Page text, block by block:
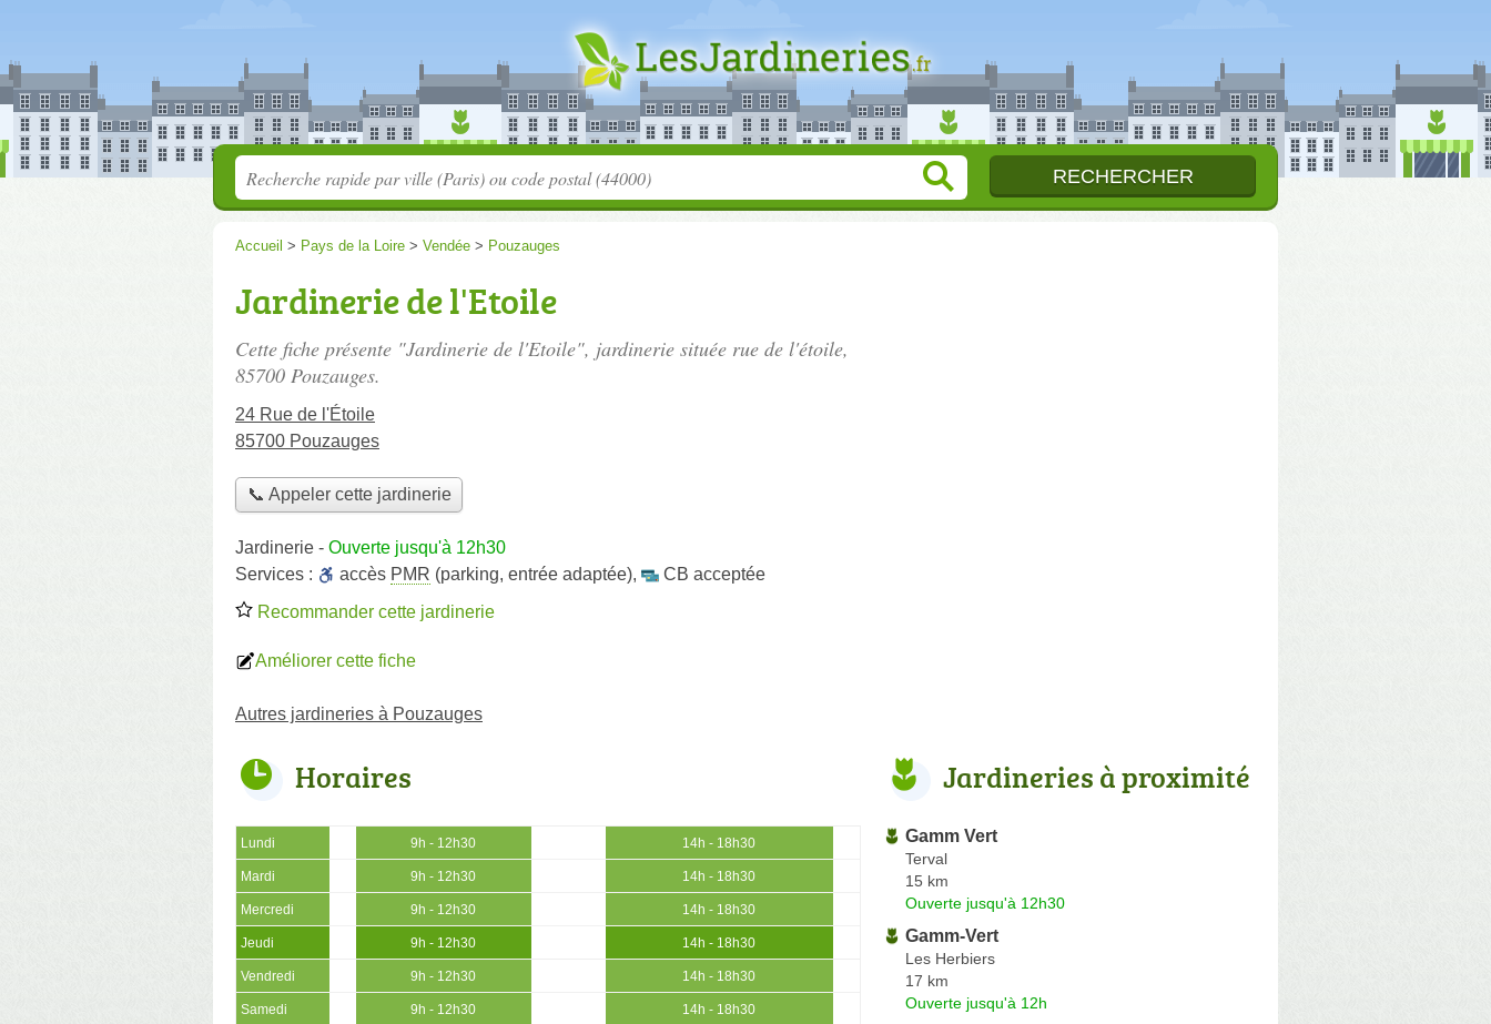
Accueil > Pays de la Loire > Vendée > Pouzauges
Jardinerie de l'Etoile
Cette fiche présente "Jardinerie de l'Etoile", jardinerie située rue de l'étoile,
85700 Pouzauges.
24 Rue de l'Étoile
85700 Pouzauges
📞 Appeler cette jardinerie
Jardinerie - Ouverte jusqu'à 12h30
Services :
accès PMR (parking, entrée adaptée),
CB acceptée
Recommander cette jardinerie
Améliorer cette fiche
Autres jardineries à Pouzauges
Horaires
Lundi 9h - 12h30 14h - 18h30
Mardi 9h - 12h30 14h - 18h30
Mercredi 9h - 12h30 14h - 18h30
Jeudi 9h - 12h30 14h - 18h30
Vendredi 9h - 12h30 14h - 18h30
Samedi 9h - 12h30 14h - 18h30
Jardineries à proximité
Gamm Vert
Terval
15 km
Ouverte jusqu'à 12h30
Gamm-Vert
Les Herbiers
17 km
Ouverte jusqu'à 12h